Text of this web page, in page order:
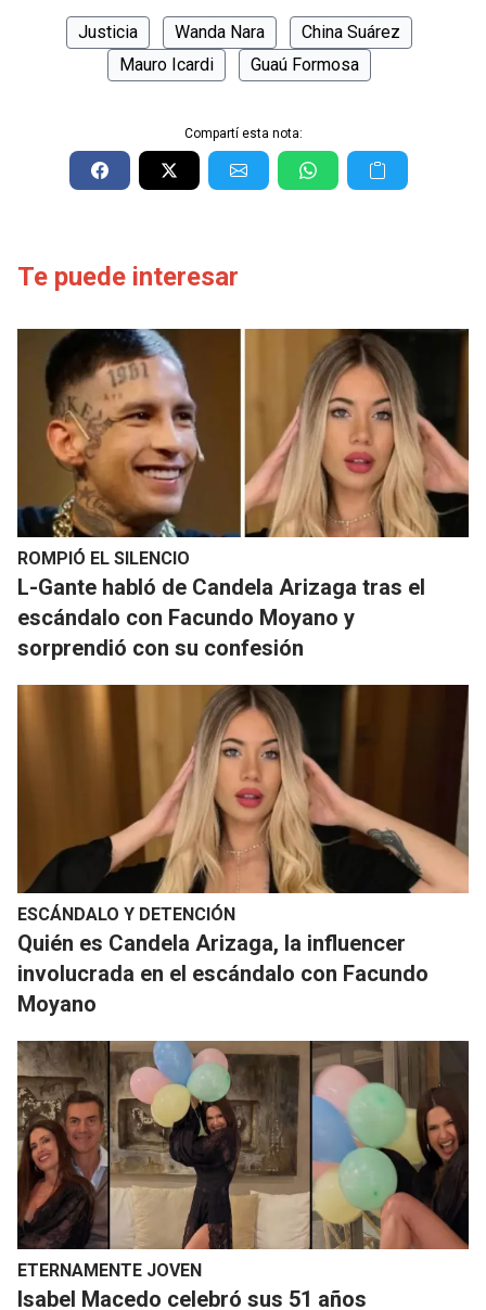
Justicia Wanda Nara
China Suárez
Mauro Icardi
Guaú Formosa
Compartí esta nota:
Te puede interesar
ROMPIÓ EL SILENCIO
L-Gante habló de Candela Arizaga tras el
escándalo con Facundo Moyano y
sorprendió con su confesión
ESCÁNDALO Y DETENCIÓN
Quién es Candela Arizaga, la influencer
involucrada en el escándalo con Facundo
Moyano
ETERNAMENTE JOVEN
​Isabel Macedo celebró sus 51 años